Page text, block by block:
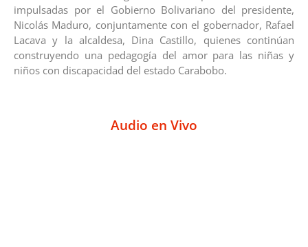
impulsadas por el Gobierno Bolivariano del presidente,
Nicolás Maduro, conjuntamente con el gobernador, Rafael
Lacava y la alcaldesa, Dina Castillo, quienes continúan
construyendo una pedagogía del amor para las niñas y
niños con discapacidad del estado Carabobo.
Audio en Vivo